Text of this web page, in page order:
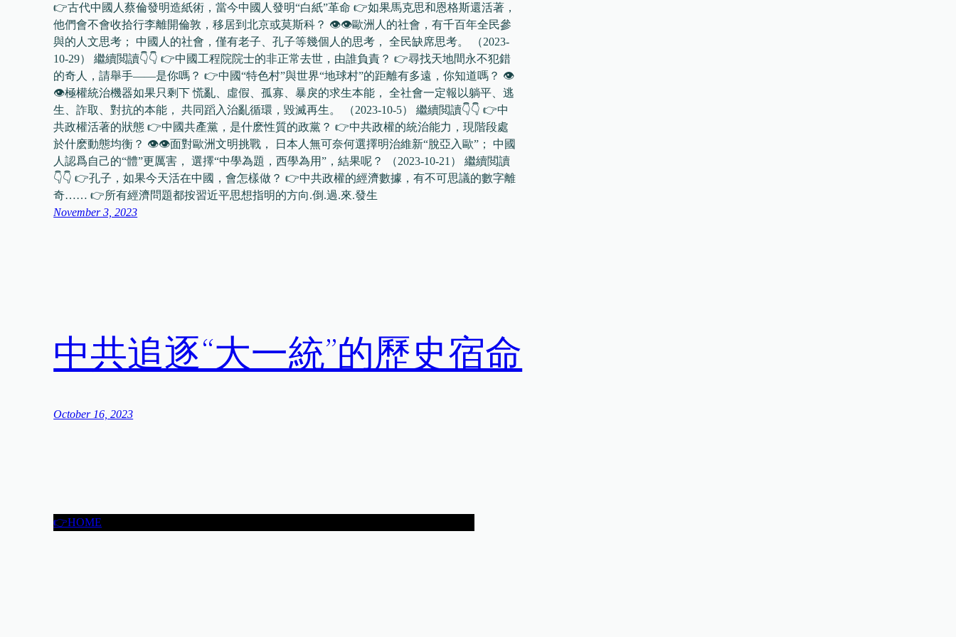
👉古代中國人蔡倫發明造紙術，當今中國人發明“白紙”革命 👉如果馬克思和恩格斯還活著，
他們會不會收拾行李離開倫敦，移居到北京或莫斯科？ 👁👁歐洲人的社會，有千百年全民參
與的人文思考； 中國人的社會，僅有老子、孔子等幾個人的思考， 全民缺席思考。 （2023-
10-29） 繼續閲讀👇👇 👉中國工程院院士的非正常去世，由誰負責？ 👉尋找天地間永不犯錯
的奇人，請舉手——是你嗎？ 👉中國“特色村”與世界“地球村”的距離有多遠，你知道嗎？ 👁
👁極權統治機器如果只剩下 慌亂、虛假、孤寡、暴戾的求生本能， 全社會一定報以躺平、逃
生、詐取、對抗的本能， 共同蹈入治亂循環，毀滅再生。 （2023-10-5） 繼續閲讀👇👇 👉中
共政權活著的狀態 👉中國共產黨，是什麽性質的政黨？ 👉中共政權的統治能力，現階段處
於什麽動態均衡？ 👁👁面對歐洲文明挑戰， 日本人無可奈何選擇明治維新“脫亞入歐”； 中國
人認爲自己的“體”更厲害， 選擇“中學為題，西學為用”，結果呢？ （2023-10-21） 繼續閲讀
👇👇 👉孔子，如果今天活在中國，會怎樣做？ 👉中共政權的經濟數據，有不可思議的數字離
奇…… 👉所有經濟問題都按習近平思想指明的方向.倒.過.來.發生
November 3, 2023
中共追逐“大一統”的歷史宿命
October 16, 2023
👉HOME